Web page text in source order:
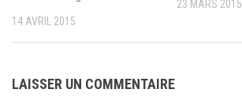
14 AVRIL 2015
23 MARS 2015
LAISSER UN COMMENTAIRE